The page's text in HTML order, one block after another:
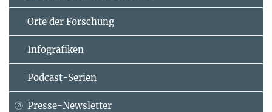
Orte der Forschung
Infografiken
Podcast-Serien
Presse-Newsletter